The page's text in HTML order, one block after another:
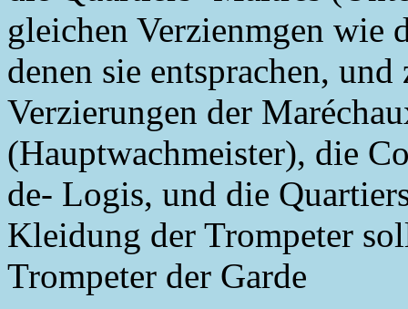
gleichen Verzienmgen wie
denen sie entsprachen,
Verzierungen der
(Hauptwachmeister), die
de- Logis, und die
Kleidung der Trompeter
Trompeter der Garde